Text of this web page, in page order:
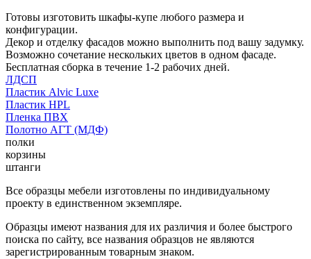
Готовы изготовить шкафы-купе любого размера и
конфигурации.
Декор и отделку фасадов можно выполнить под вашу задумку.
Возможно сочетание нескольких цветов в одном фасаде.
Бесплатная сборка в течение 1-2 рабочих дней.
ЛДСП
Пластик Alvic Luxe
Пластик HPL
Пленка ПВХ
Полотно АГТ (МДФ)
полки
корзины
штанги
Все образцы мебели изготовлены по индивидуальному
проекту в единственном экземпляре.
Образцы имеют названия для их различия и более быстрого
поиска по сайту, все названия образцов не являются
зарегистрированным товарным знаком.